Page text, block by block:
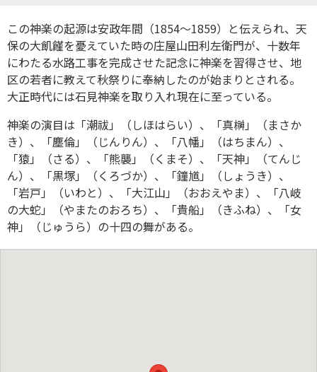
この神楽の起源は安政年間（1854～1859）と伝えられ、天
保の大飢饉を憂えていた時の庄屋山田利左衛門が、十数年
にわたる水路工事を完成させた記念に神楽を習得させ、地
区の若者に教えて秋祭りに奉納したのが始まりとされる。
大正時代には石見神楽を取り入れ現在に至っている。
神楽の演目は「潮祓」（しほはらい）、「真榊」（まさか
き）、「塵倫」（じんりん）、「八幡」（はちまん）、
「猿」（さる）、「熊襲」（くまそ）、「天神」（てんじ
ん）、「黒塚」（くろづか）、「鐘馗」（しょうき）、
「岩戸」（いわと）、「大江山」（おおえやま）、「八岐
の大蛇」（やまたのおろち）、「貴船」（きふね）、「女
神」（じゅうら）の十四の舞がある。